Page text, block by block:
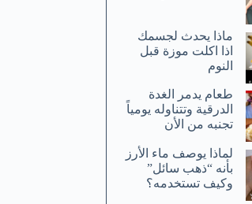
ماذا يحدث لجسمك
اذا اكلت موزة قبل
النوم
طعام يدمر الغدة
الدرقية وتتناوله يومياً
تجنبه من الأن
لماذا يوصف ماء الأرز
بأنه “ذهب سائل”
وكيف تستخدمه؟